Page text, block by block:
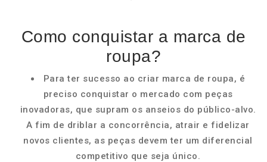
Como conquistar a marca de
roupa?
Para ter sucesso ao criar marca de roupa, é
preciso conquistar o mercado com peças
inovadoras, que supram os anseios do público-alvo.
A fim de driblar a concorrência, atrair e fidelizar
novos clientes, as peças devem ter um diferencial
competitivo que seja único.